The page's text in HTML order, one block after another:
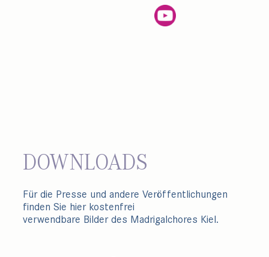
DOWNLOADS
Für die Presse und andere Veröffentlichungen
finden Sie hier kostenfrei
verwendbare Bilder des Madrigalchores Kiel.